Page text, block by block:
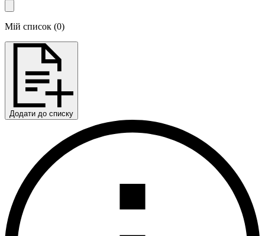
Мій список (0)
Додати до списку